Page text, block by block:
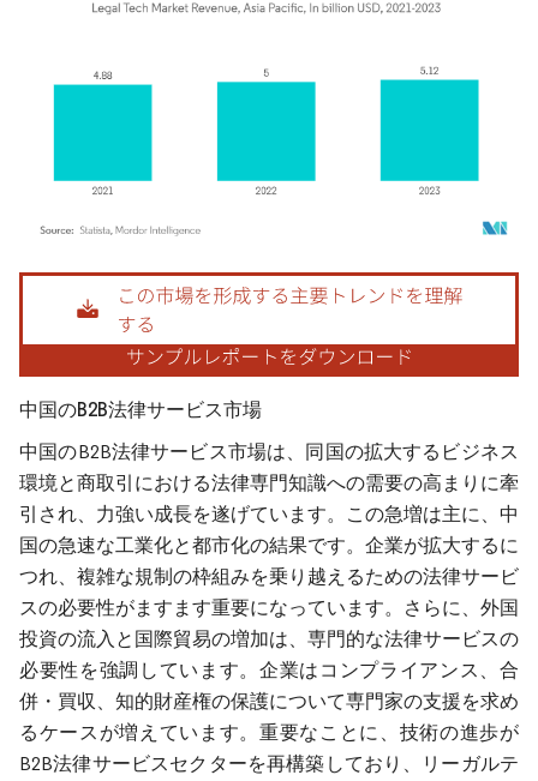
画像 © Mordor Intelligence。再利用にはCC BY 4.0の表示が必要です。
中国のB2B法律サービス市場
中国のB2B法律サービス市場は、同国の拡大するビジネス
環境と商取引における法律専門知識への需要の高まりに牽
引され、力強い成長を遂げています。この急増は主に、中
国の急速な工業化と都市化の結果です。企業が拡大するに
つれ、複雑な規制の枠組みを乗り越えるための法律サービ
スの必要性がますます重要になっています。さらに、外国
投資の流入と国際貿易の増加は、専門的な法律サービスの
必要性を強調しています。企業はコンプライアンス、合
併・買収、知的財産権の保護について専門家の支援を求め
るケースが増えています。重要なことに、技術の進歩が
B2B法律サービスセクターを再構築しており、リーガルテ